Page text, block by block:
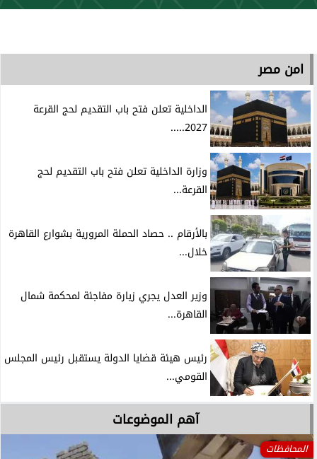
امن مصر
الداخلية تعلن فتح باب التقديم لحج القرعة
2027.....
وزارة الداخلية تعلن فتح باب التقديم لحج
القرعة...
بالأرقام .. حصاد الحملة المرورية بشوارع القاهرة
خلال...
وزير العدل يجري زيارة مفاجئة لمحكمة شمال
القاهرة...
رئيس هيئة قضايا الدولة يستقبل رئيس المجلس
القومي...
آهم الموضوعات
المحافظات